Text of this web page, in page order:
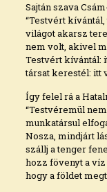
Sajtán szava
“Testvért
világot akarsz
nem volt, akivel
Testvért kívántál:
társat kerestél: itt
Így felel rá a
“Testvéremül
munkatársul
Nosza, mindjárt
szállj a tenger
hozz fövenyt a víz
hogy a földet